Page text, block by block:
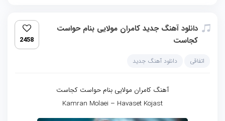
دانلود آهنگ جدید کامران مولایی بنام حواست
کجاست
2458
اتفاقی دانلود آهنگ جدید
آهنگ کامران مولایی بنام حواست کجاست
Kamran Molaei – Havaset Kojast